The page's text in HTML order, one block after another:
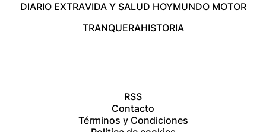
DIARIO EXTRAVIDA Y SALUD HOYMUNDO MOTOR
TRANQUERAHISTORIA
RSS
Contacto
Términos y Condiciones